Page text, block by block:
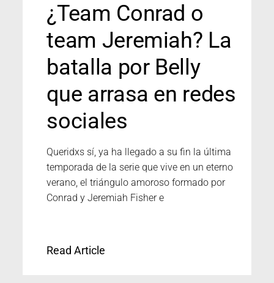
¿Team Conrad o
team Jeremiah? La
batalla por Belly
que arrasa en redes
sociales
Queridxs sí, ya ha llegado a su fin la última
temporada de la serie que vive en un eterno
verano, el triángulo amoroso formado por
Conrad y Jeremiah Fisher e
Read Article